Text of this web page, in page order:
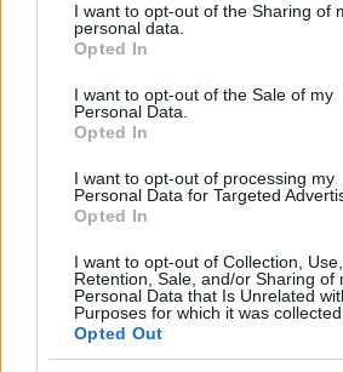
not limited to your visit or usage
grant or deny consent to Google and
use your data for below specified
consent section.
I want to opt-out of the Sharing of
personal data.
Opted In
I want to opt-out of the Sale of my
Personal Data.
Opted In
I want to opt-out of processing my
Personal Data for Targeted
Opted In
I want to opt-out of Collection, Use,
Retention, Sale, and/or Sharing of
Personal Data that Is Unrelated
Purposes for which it was collected.
Opted Out
πολιτισμό.
Τι σημαίνει για τον
επιχειρηματία
Για όσους σκέφτονται ταξίδι
καλοκαιριού, η χώρα φαίνεται
ελκυστική επιλογή — πιθανώς
συμφόρηση, πιο προσιτές
Για όσους